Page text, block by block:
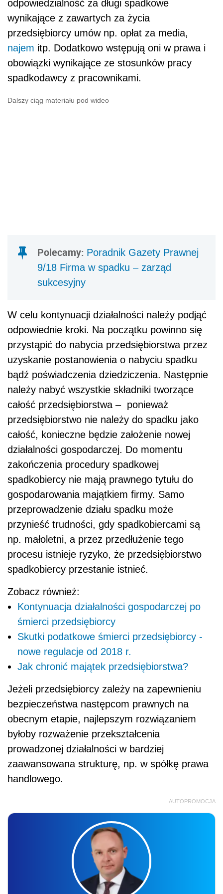
odpowiedzialność za długi spadkowe
wynikające z zawartych za życia
przedsiębiorcy umów np. opłat za media,
najem itp. Dodatkowo wstępują oni w prawa i
obowiązki wynikające ze stosunków pracy
spadkodawcy z pracownikami.
Dalszy ciąg materiału pod wideo
Polecamy: Poradnik Gazety Prawnej
9/18 Firma w spadku – zarząd
sukcesyjny
W celu kontynuacji działalności należy podjąć
odpowiednie kroki. Na początku powinno się
przystąpić do nabycia przedsiębiorstwa przez
uzyskanie postanowienia o nabyciu spadku
bądź poświadczenia dziedziczenia. Następnie
należy nabyć wszystkie składniki tworzące
całość przedsiębiorstwa – ponieważ
przedsiębiorstwo nie należy do spadku jako
całość, konieczne będzie założenie nowej
działalności gospodarczej. Do momentu
zakończenia procedury spadkowej
spadkobiercy nie mają prawnego tytułu do
gospodarowania majątkiem firmy. Samo
przeprowadzenie działu spadku może
przynieść trudności, gdy spadkobiercami są
np. małoletni, a przez przedłużenie tego
procesu istnieje ryzyko, że przedsiębiorstwo
spadkobiercy przestanie istnieć.
Zobacz również:
Kontynuacja działalności gospodarczej po
śmierci przedsiębiorcy
Skutki podatkowe śmierci przedsiębiorcy -
nowe regulacje od 2018 r.
Jak chronić majątek przedsiębiorstwa?
Jeżeli przedsiębiorcy zależy na zapewnieniu
bezpieczeństwa następcom prawnych na
obecnym etapie, najlepszym rozwiązaniem
byłoby rozważenie przekształcenia
prowadzonej działalności w bardziej
zaawansowana strukturę, np. w spółkę prawa
handlowego.
AUTOPROMOCJA